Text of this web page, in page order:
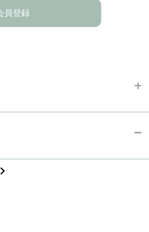
員登録
chevron_right